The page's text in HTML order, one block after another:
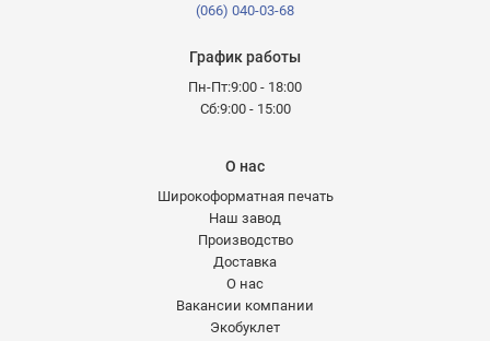
(066) 040-03-68
График работы
Пн-Пт:9:00 - 18:00
Сб:9:00 - 15:00
О нас
Широкоформатная печать
Наш завод
Производство
Доставка
О нас
Вакансии компании
Экобуклет